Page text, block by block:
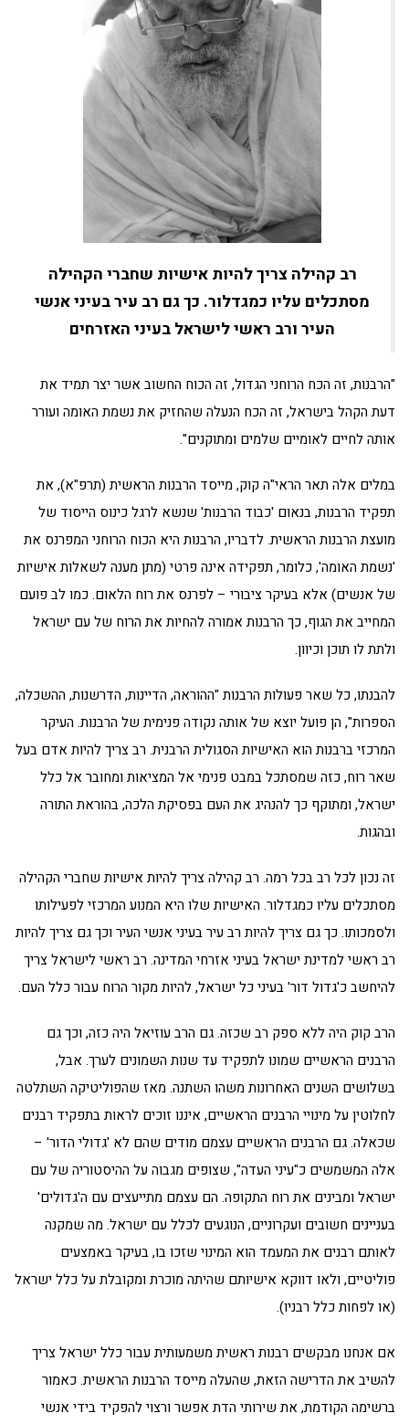
רב קהילה צריך להיות אישיות שחברי הקהילה
מסתכלים עליו כמגדלור. כך גם רב עיר בעיני אנשי
העיר ורב ראשי לישראל בעיני האזרחים
"הרבנות, זה הכח הרוחני הגדול, זה הכוח החשוב אשר יצר תמיד את
דעת הקהל בישראל, זה הכח הנעלה שהחזיק את נשמת האומה ועורר
אותה לחיים לאומיים שלמים ומתוקנים".
במלים אלה תאר הראי"ה קוק, מייסד הרבנות הראשית (תרפ"א), את
תפקיד הרבנות, בנאום 'כבוד הרבנות' שנשא לרגל כינוס הייסוד של
מועצת הרבנות הראשית. לדבריו, הרבנות היא הכוח הרוחני המפרנס את
'נשמת האומה', כלומר, תפקידה אינה פרטי (מתן מענה לשאלות אישיות
של אנשים) אלא בעיקר ציבורי – לפרנס את רוח הלאום. כמו לב פועם
המחייב את הגוף, כך הרבנות אמורה להחיות את הרוח של עם ישראל
ולתת לו תוכן וכיוון.
להבנתו, כל שאר פעולות הרבנות "ההוראה, הדיינות, הדרשנות, ההשכלה,
הספרות", הן פועל יוצא של אותה נקודה פנימית של הרבנות. העיקר
המרכזי ברבנות הוא האישיות הסגולית הרבנית. רב צריך להיות אדם בעל
שאר רוח, כזה שמסתכל במבט פנימי אל המציאות ומחובר אל כלל
ישראל, ומתוקף כך להנהיג את העם בפסיקת הלכה, בהוראת התורה
ובהגות.
זה נכון לכל רב בכל רמה. רב קהילה צריך להיות אישיות שחברי הקהילה
מסתכלים עליו כמגדלור. האישיות שלו היא המנוע המרכזי לפעילותו
ולסמכותו. כך גם צריך להיות רב עיר בעיני אנשי העיר וכך גם צריך להיות
רב ראשי למדינת ישראל בעיני אזרחי המדינה. רב ראשי לישראל צריך
להיחשב כ'גדול דור' בעיני כל ישראל, להיות מקור הרוח עבור כלל העם.
הרב קוק היה ללא ספק רב שכזה. גם הרב עוזיאל היה כזה, וכך גם
הרבנים הראשיים שמונו לתפקיד עד שנות השמונים לערך. אבל,
בשלושים השנים האחרונות משהו השתנה. מאז שהפוליטיקה השתלטה
לחלוטין על מינויי הרבנים הראשיים, איננו זוכים לראות בתפקיד רבנים
שכאלה. גם הרבנים הראשיים עצמם מודים שהם לא 'גדולי הדור' –
אלה המשמשים כ"עיני העדה", שצופים מגבוה על ההיסטוריה של עם
ישראל ומבינים את רוח התקופה. הם עצמם מתייעצים עם ה'גדולים'
בעניינים חשובים ועקרוניים, הנוגעים לכלל עם ישראל. מה שמקנה
לאותם רבנים את המעמד הוא המינוי שזכו בו, בעיקר באמצעים
פוליטיים, ולאו דווקא אישיותם שהיתה מוכרת ומקובלת על כלל ישראל
(או לפחות כלל רבניו).
אם אנחנו מבקשים רבנות ראשית משמעותית עבור כלל ישראל צריך
להשיב את הדרישה הזאת, שהעלה מייסד הרבנות הראשית. כאמור
ברשימה הקודמת, את שירותי הדת אפשר ורצוי להפקיד בידי אנשי